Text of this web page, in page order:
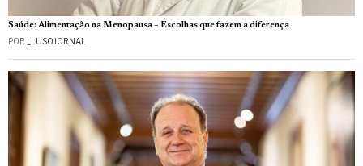
Saúde: Alimentação na Menopausa – Escolhas que fazem a diferença
POR _LUSOJORNAL